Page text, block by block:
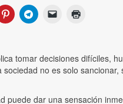
tomar decisiones difíciles,
no es solo
puede dar una sensación